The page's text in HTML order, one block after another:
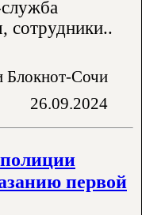
Блокнот-Сочи
26.09.2024
первой